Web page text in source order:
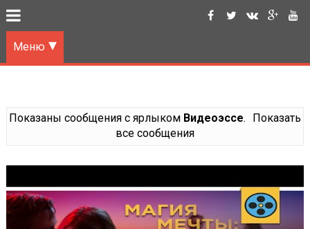
Меню
Показаны сообщения с ярлыком Видеоэссе.
Показать
все сообщения